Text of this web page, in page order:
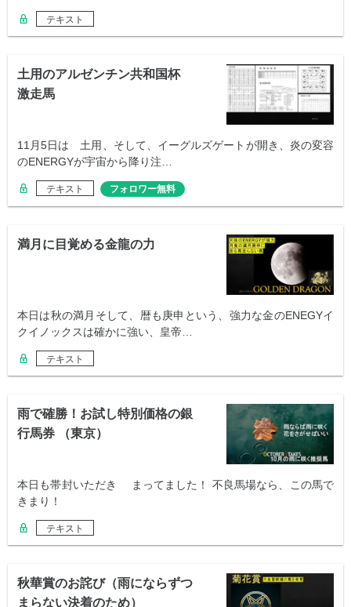
テキスト
土用のアルゼンチン共和国杯
激走馬
11月5日は 土用、そして、イーグルズゲートが開き、炎の変容
のENERGYが宇宙から降り注…
テキスト フォロワー無料
満月に目覚める金龍の力
本日は秋の満月そして、暦も庚申という、強力な金のENEGYイ
クイノックスは確かに強い、皇帝…
テキスト
雨で確勝！お試し特別価格の銀
行馬券 （東京）
本日も帯封いただき まってました！ 不良馬場なら、この馬で
きまり！
テキスト
秋華賞のお詫び（雨にならずつ
まらない決着のため）